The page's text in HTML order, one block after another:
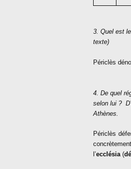
3. Quel est
texte)
Périclès
4. De quel
selon lui ?
Athènes.
Périclès
l’ecclésia(